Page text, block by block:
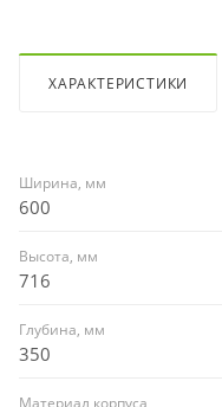
ХАРАКТЕРИСТИКИ
Ширина, мм
600
Высота, мм
716
Глубина, мм
350
Материал корпуса